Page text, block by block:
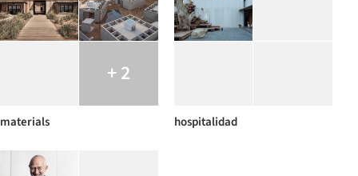
+ 2
materials hospitalidad